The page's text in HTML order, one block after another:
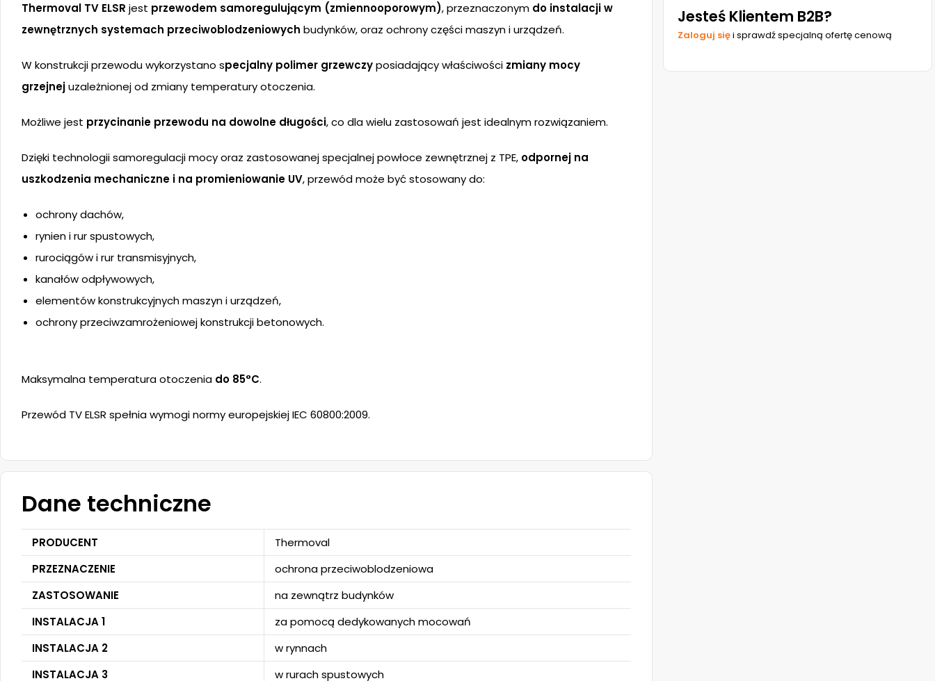
Thermoval TV ELSR jest przewodem samoregulującym (zmiennooporowym), przeznaczonym do instalacji w
zewnętrznych systemach przeciwoblodzeniowych budynków, oraz ochrony części maszyn i urządzeń.
W konstrukcji przewodu wykorzystano specjalny polimer grzewczyposiadający właściwości zmiany mocy
grzejnejuzależnionej od zmiany temperatury otoczenia.
Możliwe jest przycinanie przewodu na dowolne długości, co dla wielu zastosowań jest idealnym rozwiązaniem.
Dzięki technologii samoregulacji mocy oraz zastosowanej specjalnej powłoce zewnętrznej z TPE, odpornej na
uszkodzenia mechaniczne i na promieniowanie UV, przewód może być stosowany do:
ochrony dachów,
rynien i rur spustowych,
rurociągów i rur transmisyjnych,
kanałów odpływowych,
elementów konstrukcyjnych maszyn i urządzeń,
ochrony przeciwzamrożeniowej konstrukcji betonowych.
Maksymalna temperatura otoczenia do 85°C.
Przewód TV ELSR spełnia wymogi normy europejskiej IEC 60800:2009.
Dane techniczne
PRODUCENT
Thermoval
PRZEZNACZENIE
ochrona przeciwoblodzeniowa
ZASTOSOWANIE
na zewnątrz budynków
INSTALACJA 1
za pomocą dedykowanych mocowań
INSTALACJA 2
w rynnach
INSTALACJA 3
w rurach spustowych
Jesteś Klientem B2B?
Zaloguj sięi sprawdź specjalną ofertę cenową